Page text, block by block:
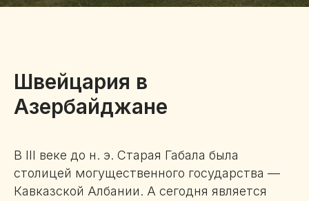
Швейцария в
Азербайджане
В III веке до н. э. Старая Габала была
столицей могущественного государства —
Кавказской Албании. А сегодня является